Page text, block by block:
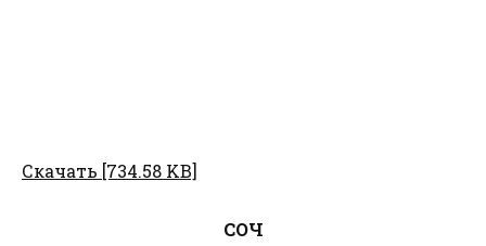
Скачать [734.58 KB]
СОЧ